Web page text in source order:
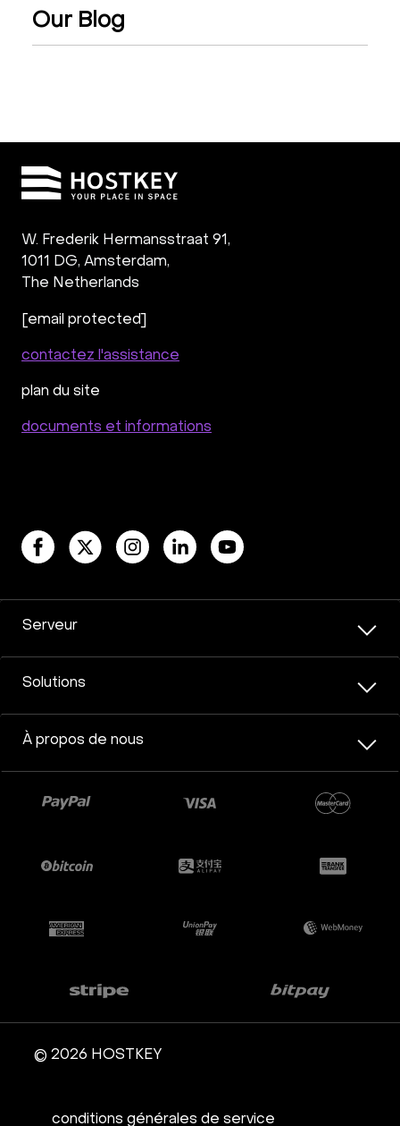
Our Blog
W. Frederik Hermansstraat 91,
1011 DG, Amsterdam,
The Netherlands
[email protected]
contactez l'assistance
plan du site
documents et informations
Serveur
Solutions
À propos de nous
© 2026 HOSTKEY
conditions générales de service